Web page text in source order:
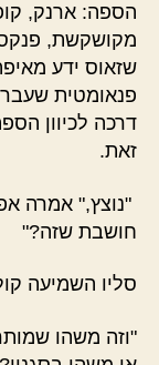
הספה: ארנק,
מקושקשת,
שזאוס ידע
פנאומטית
דרכה לכיוון
זאת.
"נוצץ," אמרה
חושבת שזה?"
סליו השמיעה
"וזה משהו